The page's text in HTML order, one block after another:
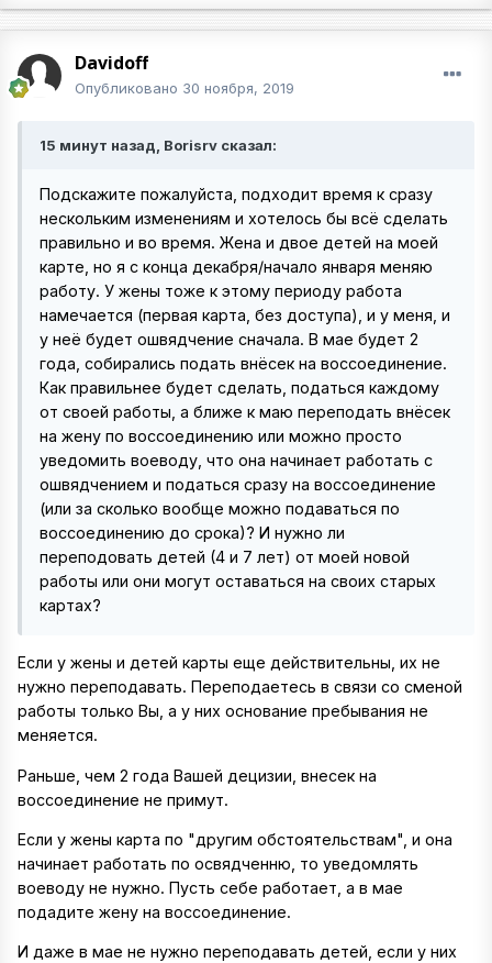
Davidoff
Опубликовано 30 ноября, 2019
15 минут назад, Borisrv сказал:
Подскажите пожалуйста, подходит время к сразу
нескольким изменениям и хотелось бы всё сделать
правильно и во время. Жена и двое детей на моей
карте, но я с конца декабря/начало января меняю
работу. У жены тоже к этому периоду работа
намечается (первая карта, без доступа), и у меня, и
у неё будет ошвядчение сначала. В мае будет 2
года, собирались подать внёсек на воссоединение.
Как правильнее будет сделать, податься каждому
от своей работы, а ближе к маю переподать внёсек
на жену по воссоединению или можно просто
уведомить воеводу, что она начинает работать с
ошвядчением и податься сразу на воссоединение
(или за сколько вообще можно подаваться по
воссоединению до срока)? И нужно ли
переподовать детей (4 и 7 лет) от моей новой
работы или они могут оставаться на своих старых
картах?
Если у жены и детей карты еще действительны, их не
нужно переподавать. Переподаетесь в связи со сменой
работы только Вы, а у них основание пребывания не
меняется.
Раньше, чем 2 года Вашей децизии, внесек на
воссоединение не примут.
Если у жены карта по "другим обстоятельствам", и она
начинает работать по освядченню, то уведомлять
воеводу не нужно. Пусть себе работает, а в мае
подадите жену на воссоединение.
И даже в мае не нужно переподавать детей, если у них